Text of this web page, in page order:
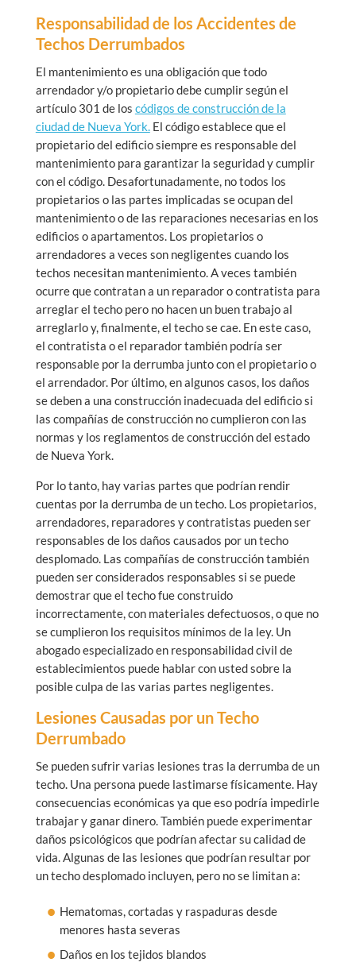
Responsabilidad de los Accidentes de
Techos Derrumbados
El mantenimiento es una obligación que todo
arrendador y/o propietario debe cumplir según el
artículo 301 de los códigos de construcción de la
ciudad de Nueva York.El código establece que el
propietario del edificio siempre es responsable del
mantenimiento para garantizar la seguridad y cumplir
con el código. Desafortunadamente, no todos los
propietarios o las partes implicadas se ocupan del
mantenimiento o de las reparaciones necesarias en los
edificios o apartamentos. Los propietarios o
arrendadores a veces son negligentes cuando los
techos necesitan mantenimiento. A veces también
ocurre que contratan a un reparador o contratista para
arreglar el techo pero no hacen un buen trabajo al
arreglarlo y, finalmente, el techo se cae. En este caso,
el contratista o el reparador también podría ser
responsable por la derrumba junto con el propietario o
el arrendador. Por último, en algunos casos, los daños
se deben a una construcción inadecuada del edificio si
las compañías de construcción no cumplieron con las
normas y los reglamentos de construcción del estado
de Nueva York.
Por lo tanto, hay varias partes que podrían rendir
cuentas por la derrumba de un techo. Los propietarios,
arrendadores, reparadores y contratistas pueden ser
responsables de los daños causados por un techo
desplomado. Las compañías de construcción también
pueden ser considerados responsables si se puede
demostrar que el techo fue construido
incorrectamente, con materiales defectuosos, o que no
se cumplieron los requisitos mínimos de la ley. Un
abogado especializado en responsabilidad civil de
establecimientos puede hablar con usted sobre la
posible culpa de las varias partes negligentes.
Lesiones Causadas por un Techo
Derrumbado
Se pueden sufrir varias lesiones tras la derrumba de un
techo. Una persona puede lastimarse físicamente. Hay
consecuencias económicas ya que eso podría impedirle
trabajar y ganar dinero. También puede experimentar
daños psicológicos que podrían afectar su calidad de
vida. Algunas de las lesiones que podrían resultar por
un techo desplomado incluyen, pero no se limitan a:
Hematomas, cortadas y raspaduras desde
menores hasta severas
Daños en los tejidos blandos